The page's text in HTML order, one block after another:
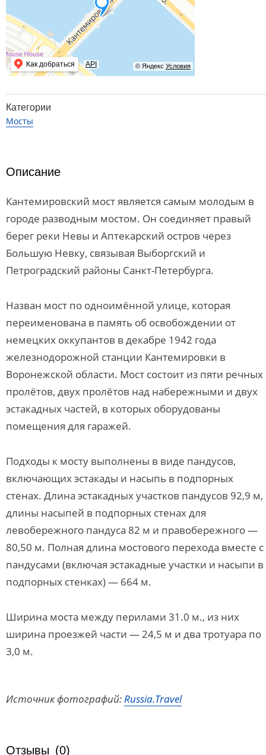
© Яндекс Условия
Как добраться API
Категории
Мосты
Описание
Кантемировский мост является самым молодым в
городе разводным мостом. Он соединяет правый
берег реки Невы и Аптекарский остров через
Большую Невку, связывая Выборгский и
Петроградский районы Санкт-Петербурга.
Назван мост по одноимённой улице, которая
переименована в память об освобождении от
немецких оккупантов в декабре 1942 года
железнодорожной станции Кантемировки в
Воронежской области. Мост состоит из пяти речных
пролётов, двух пролётов над набережными и двух
эстакадных частей, в которых оборудованы
помещения для гаражей.
Подходы к мосту выполнены в виде пандусов,
включающих эстакады и насыпь в подпорных
стенах. Длина эстакадных участков пандусов 92,9 м,
длины насыпей в подпорных стенах для
левобережного пандуса 82 м и правобережного —
80,50 м. Полная длина мостового перехода вместе с
пандусами (включая эстакадные участки и насыпи в
подпорных стенках) — 664 м.
Ширина моста между перилами 31.0 м., из них
ширина проезжей части — 24,5 м и два тротуара по
3,0 м.
Источник фотографий:Russia.Travel
Отзывы (0)